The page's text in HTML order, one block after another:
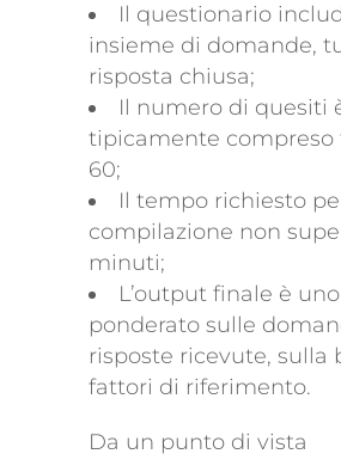
Il questionario
insieme di domande,
risposta chiusa;
Il numero di quesiti
tipicamente compreso
60;
Il tempo richiesto
compilazione non
minuti;
L’output finale è
ponderato sulle
risposte ricevute, sulla
fattori di riferimento.
Da un punto di vista